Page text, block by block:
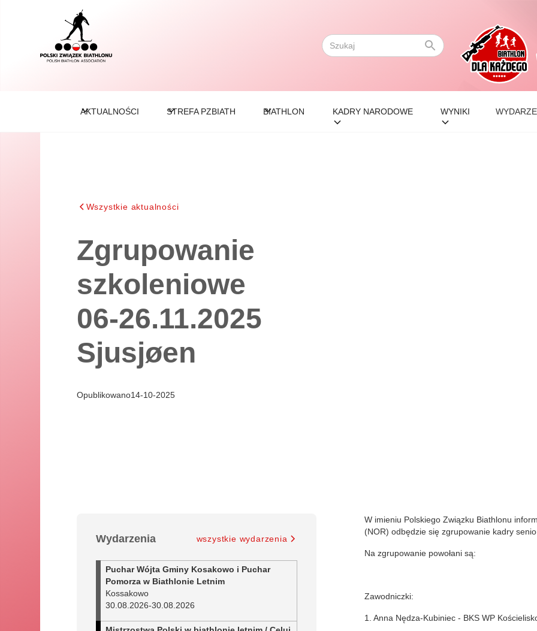
AKTUALNOŚCI STREFA PZBIATH BIATHLON KADRY NARODOWE WYNIKI
Wszystkie aktualności
Zgrupowanie
szkoleniowe
06-26.11.2025
Sjusjøen
Opublikowano14-10-2025
Wydarzenia wszystkie wydarzenia
Puchar Wójta Gminy Kosakowo i Puchar
Pomorza w Biathlonie Letnim
Kossakowo
30.08.2026-30.08.2026
W imieniu Polskiego Związku Biathlonu
(NOR) odbędzie się zgrupowanie kadry
Na zgrupowanie powołani są:
Zawodniczki:
1. Anna Nędza-Kubiniec - BKS WP